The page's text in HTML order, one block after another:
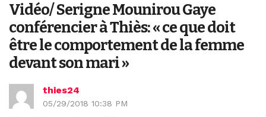
Vidéo/ Serigne Mounirou Gaye
conférencier à Thiès: « ce que doit
être le comportement de la femme
devant son mari »
thies24
05/29/2018 10:38 PM